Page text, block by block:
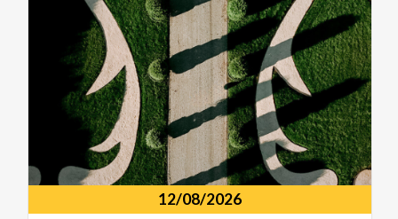
12/08/2026